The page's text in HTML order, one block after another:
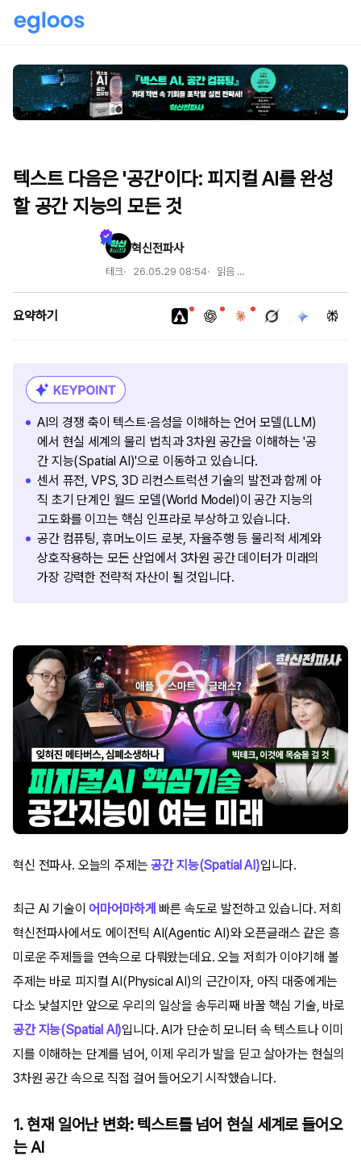
텍스트 다음은 '공간'이다: 피지컬 AI를 완성
할 공간 지능의 모든 것
혁신전파사
테크 26.05.29 08:54 읽음 ...
요약하기
AI의 경쟁 축이 텍스트·음성을 이해하는 언어 모델(LLM)
에서 현실 세계의 물리 법칙과 3차원 공간을 이해하는 '공
간 지능(Spatial AI)'으로 이동하고 있습니다.
센서 퓨전, VPS, 3D 리컨스트럭션 기술의 발전과 함께 아
직 초기 단계인 월드 모델(World Model)이 공간 지능의
고도화를 이끄는 핵심 인프라로 부상하고 있습니다.
공간 컴퓨팅, 휴머노이드 로봇, 자율주행 등 물리적 세계와
상호작용하는 모든 산업에서 3차원 공간 데이터가 미래의
가장 강력한 전략적 자산이 될 것입니다.
혁신 전파사. 오늘의 주제는공간 지능(Spatial AI)입니다.
최근 AI 기술이어마어마하게 빠른 속도로 발전하고 있습니다. 저희
혁신전파사에서도 에이전틱 AI(Agentic AI)와 오픈글래스 같은 흥
미로운 주제들을 연속으로 다뤄왔는데요. 오늘 저희가 이야기해 볼
주제는 바로 피지컬 AI(Physical AI)의 근간이자, 아직 대중에게는
다소 낯설지만 앞으로 우리의 일상을 송두리째 바꿀 핵심 기술, 바로
공간 지능(Spatial AI)입니다. AI가 단순히 모니터 속 텍스트나 이미
지를 이해하는 단계를 넘어, 이제 우리가 발을 딛고 살아가는 현실의
3차원 공간 속으로 직접 걸어 들어오기 시작했습니다.
1. 현재 일어난 변화: 텍스트를 넘어 현실 세계로 들어오
는 AI